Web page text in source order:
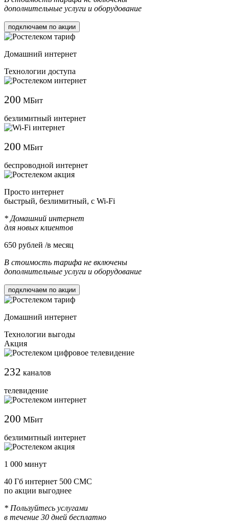
дополнительные услуги и оборудование
подключаем по акции
Домашний интернет
Технологии доступа
200 МБит
безлимитный интернет
200 МБит
беспроводной интернет
Просто интернет
быстрый, безлимитный, с Wi-Fi
* Домашний интернет
для новых клиентов
650 рублей /в месяц
В стоимость тарифа не включены
дополнительные услуги и оборудование
подключаем по акции
Домашний интернет
Технологии выгоды
Акция
232 каналов
телевидение
200 МБит
безлимитный интернет
1 000 минут
40 Гб интернет 500 СМС
по акции выгоднее
* Пользуйтесь услугами
в течение 30 дней бесплатно